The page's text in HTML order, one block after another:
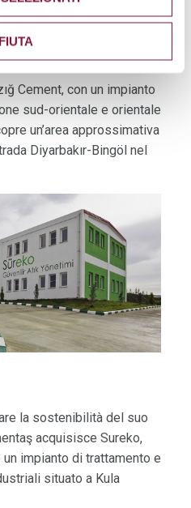
Cement, con un impianto
sud-orientale e orientale
un’area approssimativa
Diyarbakır-Bingöl nel
la sostenibilità del suo
acquisisce Sureko,
impianto di trattamento e
situato a Kula